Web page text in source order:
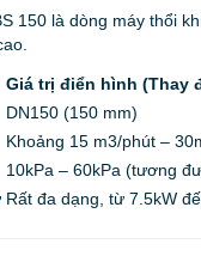
150 là dòng máy thổi
Giá trị điển hình (Thay
DN150 (150 mm)
Khoảng 15 m3/phút –
10kPa – 60kPa (tương
Rất đa dạng, từ 7.5kW